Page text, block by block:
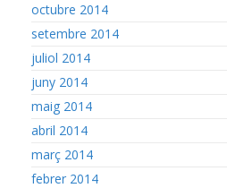
octubre 2014
setembre 2014
juliol 2014
juny 2014
maig 2014
abril 2014
març 2014
febrer 2014